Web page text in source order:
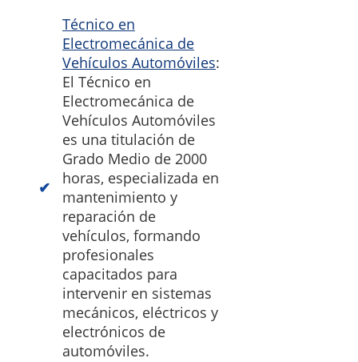
Técnico en
Electromecánica de
Vehículos Automóviles:
El Técnico en
Electromecánica de
Vehículos Automóviles
es una titulación de
Grado Medio de 2000
horas, especializada en
mantenimiento y
reparación de
vehículos, formando
profesionales
capacitados para
intervenir en sistemas
mecánicos, eléctricos y
electrónicos de
automóviles.